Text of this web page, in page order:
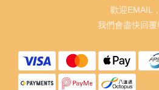
歡迎EMAIL，
我們會盡快回覆